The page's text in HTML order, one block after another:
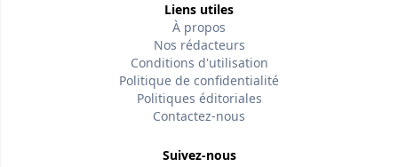
Liens utiles
À propos
Nos rédacteurs
Conditions d'utilisation
Politique de confidentialité
Politiques éditoriales
Contactez-nous
Suivez-nous